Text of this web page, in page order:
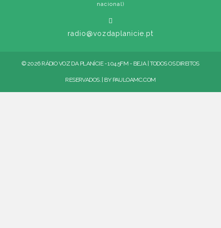
nacional)
radio@vozdaplanicie.pt
© 2026 RÁDIO VOZ DA PLANÍCIE - 104.5FM - BEJA | TODOS OS DIREITOS
RESERVADOS. | BY PAULOAMC.COM